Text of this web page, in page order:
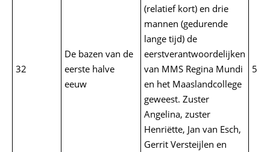
32
De bazen van de
eerste halve
eeuw
(relatief kort) en drie
mannen (gedurende
lange tijd) de
eerstverantwoordelijken
van MMS Regina Mundi
en het Maaslandcollege
geweest. Zuster
Angelina, zuster
Henriëtte, Jan van Esch,
Gerrit Versteijlen en
5